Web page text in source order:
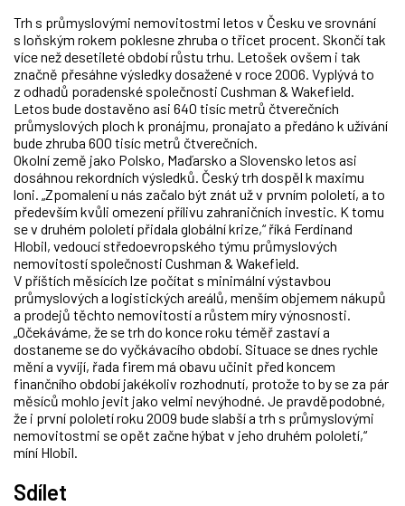
Trh s průmyslovými nemovitostmi letos v Česku ve srovnání
s loňským rokem poklesne zhruba o třicet procent. Skončí tak
více než desetileté období růstu trhu. Letošek ovšem i tak
značně přesáhne výsledky dosažené v roce 2006. Vyplývá to
z odhadů poradenské společnosti Cushman & Wakefield.
Letos bude dostavěno asi 640 tisíc metrů čtverečních
průmyslových ploch k pronájmu, pronajato a předáno k užívání
bude zhruba 600 tisíc metrů čtverečních.
Okolní země jako Polsko, Maďarsko a Slovensko letos asi
dosáhnou rekordních výsledků. Český trh dospěl k maximu
loni. „Zpomalení u nás začalo být znát už v prvním pololetí, a to
především kvůli omezení přílivu zahraničních investic. K tomu
se v druhém pololetí přidala globální krize,“ říká Ferdinand
Hlobil, vedoucí středoevropského týmu průmyslových
nemovitostí společnosti Cushman & Wakefield.
V příštích měsících lze počítat s minimální výstavbou
průmyslových a logistických areálů, menším objemem nákupů
a prodejů těchto nemovitostí a růstem míry výnosnosti.
„Očekáváme, že se trh do konce roku téměř zastaví a
dostaneme se do vyčkávacího období. Situace se dnes rychle
mění a vyvíjí, řada firem má obavu učinit před koncem
finančního období jakékoliv rozhodnutí, protože to by se za pár
měsíců mohlo jevit jako velmi nevýhodné. Je pravděpodobné,
že i první pololetí roku 2009 bude slabší a trh s průmyslovými
nemovitostmi se opět začne hýbat v jeho druhém pololetí,“
míní Hlobil.
Sdílet